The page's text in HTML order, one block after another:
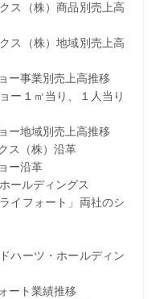
株）商品別売上高
株）地域別売上高
業別売上高推移
㎡当り、１人当り
域別売上高推移
（株）沿革
沿革
ールディングス
フォート」両社のシ
ツ・ホールディン
ト業績推移